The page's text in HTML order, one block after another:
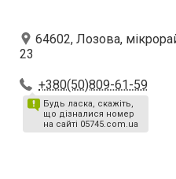
64602, Лозова,
23
+380(50)809-61-59
Будь ласка, скажіть,
що дізналися номер
на сайті 05745.com.ua